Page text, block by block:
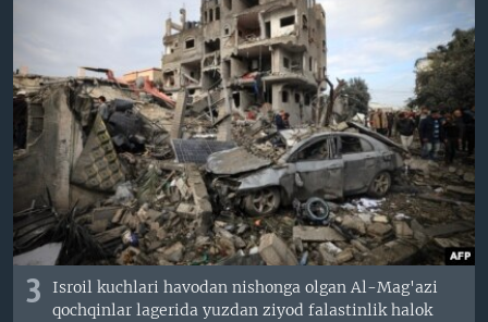
3
Isroil kuchlari havodan nishonga olgan Al-Mag'azi
qochqinlar lagerida yuzdan ziyod falastinlik halok